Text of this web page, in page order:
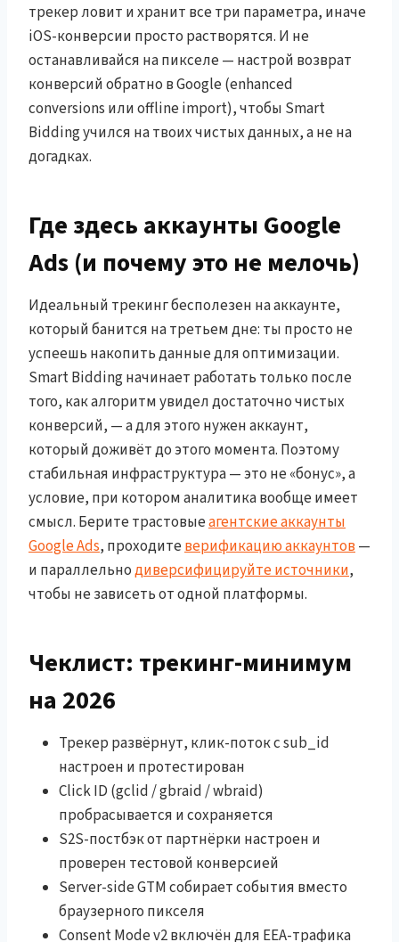
трекер ловит и хранит все три параметра, иначе
iOS-конверсии просто растворятся. И не
останавливайся на пикселе — настрой возврат
конверсий обратно в Google (enhanced
conversions или offline import), чтобы Smart
Bidding учился на твоих чистых данных, а не на
догадках.
Где здесь аккаунты Google
Ads (и почему это не мелочь)
Идеальный трекинг бесполезен на аккаунте,
который банится на третьем дне: ты просто не
успеешь накопить данные для оптимизации.
Smart Bidding начинает работать только после
того, как алгоритм увидел достаточно чистых
конверсий, — а для этого нужен аккаунт,
который доживёт до этого момента. Поэтому
стабильная инфраструктура — это не «бонус», а
условие, при котором аналитика вообще имеет
смысл. Берите трастовыеагентские аккаунты
Google Ads, проходитеверификацию аккаунтов—
и параллельнодиверсифицируйте источники,
чтобы не зависеть от одной платформы.
Чеклист: трекинг-минимум
на 2026
Трекер развёрнут, клик-поток с sub_id
настроен и протестирован
Click ID (gclid / gbraid / wbraid)
пробрасывается и сохраняется
S2S-постбэк от партнёрки настроен и
проверен тестовой конверсией
Server-side GTM собирает события вместо
браузерного пикселя
Consent Mode v2 включён для EEA-трафика